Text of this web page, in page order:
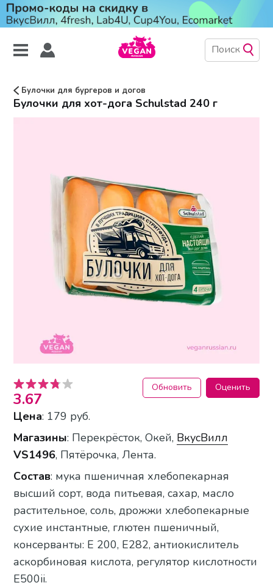
Булочки для бургеров и догов
Булочки для хот-дога Schulstad 240 г
3.67
Обновить Оценить
Цена: 179 руб.
Магазины: Перекрёсток, Окей, ВкусВилл
VS1496, Пятёрочка, Лента.
Состав: мука пшеничная хлебопекарная
высший сорт, вода питьевая, сахар, масло
растительное, соль, дрожжи хлебопекарные
сухие инстантные, глютен пшеничный,
консерванты: Е 200, E282, антиокислитель
аскорбиновая кислота, регулятор кислотности
E500ii.